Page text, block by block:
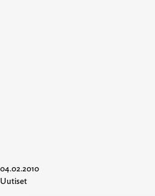
04.02.2010
Uutiset